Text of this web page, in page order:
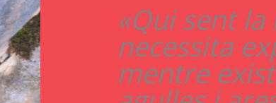
«Qui sent
necessita
mentre